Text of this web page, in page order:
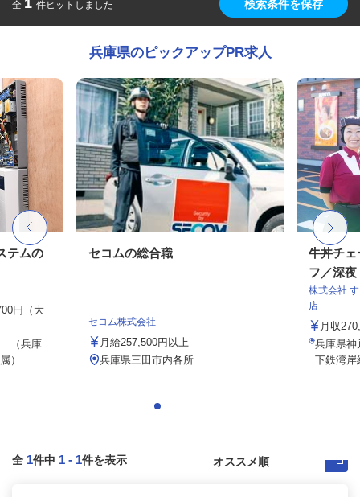
全 1 件ヒットしました 検索条件を保存
兵庫県のピックアップPR求人
テムの
円（大
（兵庫
）
セコムの総合職
セコム株式会社
月給257,500円以上
兵庫県三田市内各所
牛丼チェ
フ／深夜
株式会社
店
月収
兵庫県神
下鉄湾岸
全 1件中 1 - 1件を表示